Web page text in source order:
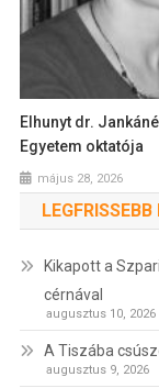
Elhunyt dr.
Egyetem oktatója
május 28, 2026
LEGFRISSEBB
Kikapott a
cérnával
augusztus 10, 2026
A Tiszába
augusztus 9, 2026